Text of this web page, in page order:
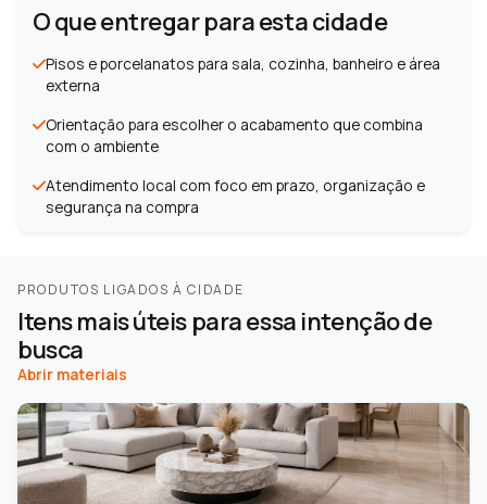
O que entregar para esta cidade
Pisos e porcelanatos para sala, cozinha, banheiro e área
externa
Orientação para escolher o acabamento que combina
com o ambiente
Atendimento local com foco em prazo, organização e
segurança na compra
PRODUTOS LIGADOS À CIDADE
Itens mais úteis para essa intenção de
busca
Abrir materiais